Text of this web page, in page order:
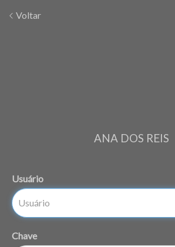
Voltar
ANA DOS REIS
Usuário
Chave